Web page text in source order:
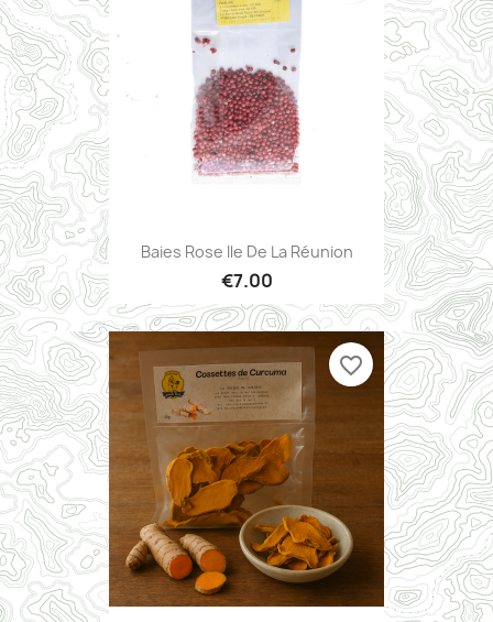
Baies Rose Ile De La Réunion
€7.00
favorite_border